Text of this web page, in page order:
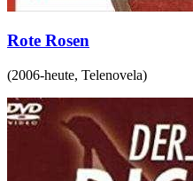
Rote Rosen
(2006-heute, Telenovela)